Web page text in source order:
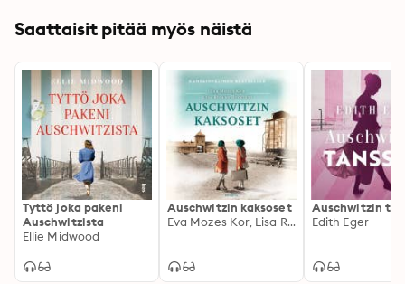
Saattaisit pitää myös näistä
Tyttö joka pakeni
Auschwitzista
Ellie Midwood
Auschwitzin kaksoset
Eva Mozes Kor, Lisa Rojany Buccieri
Auschwitzin
Edith Eger